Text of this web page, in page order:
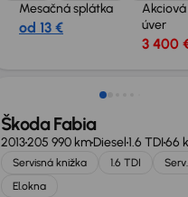
Mesačná splátka
od 13 €
úver
3 400
Škoda Fabia
2013205 990 kmDiesel1.6 TDI66
Servisná knižka 1.6 TDI
El.okna